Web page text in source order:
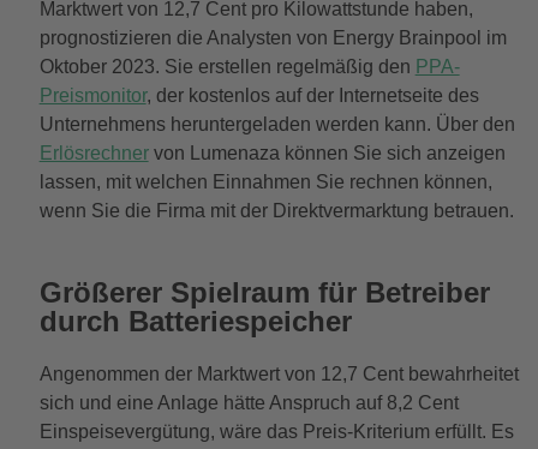
Marktwert von 12,7 Cent pro Kilowattstunde haben,
prognostizieren die Analysten von Energy Brainpool im
Oktober 2023. Sie erstellen regelmäßig den PPA-
Preismonitor, der kostenlos auf der Internetseite des
Unternehmens heruntergeladen werden kann. Über den
Erlösrechnervon Lumenaza können Sie sich anzeigen
lassen, mit welchen Einnahmen Sie rechnen können,
wenn Sie die Firma mit der Direktvermarktung betrauen.
Größerer Spielraum für Betreiber
durch Batteriespeicher
Angenommen der Marktwert von 12,7 Cent bewahrheitet
sich und eine Anlage hätte Anspruch auf 8,2 Cent
Einspeisevergütung, wäre das Preis-Kriterium erfüllt. Es